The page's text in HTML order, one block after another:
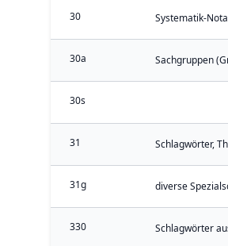
30 Systematik-
30a Sachgruppen
30s
31 Schlagwörter,
31g diverse
330 Schlagwörter